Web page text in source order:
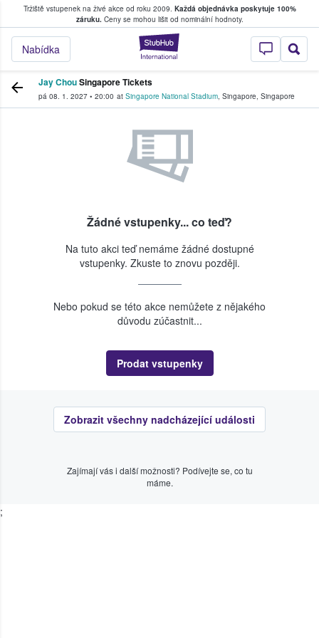
Tržiště vstupenek na živé akce od roku 2009. Každá objednávka poskytuje 100%
záruku.Ceny se mohou lišit od nominální hodnoty.
StubHub –
Nabídka
kde fanoušci kupují a prodávají vstupenky
Jay ChouSingapore Tickets
pá 08. 1. 2027 • 20:00 at Singapore National Stadium, Singapore, Singapore
Žádné vstupenky... co teď?
Na tuto akci teď nemáme žádné dostupné
vstupenky. Zkuste to znovu později.
Nebo pokud se této akce nemůžete z nějakého
důvodu zúčastnit...
Prodat vstupenky
Zobrazit všechny nadcházející události
Zajímají vás i další možnosti? Podívejte se, co tu
máme.
;